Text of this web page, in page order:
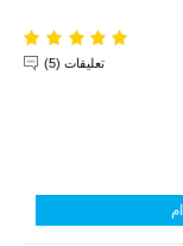
تعليقات (5)